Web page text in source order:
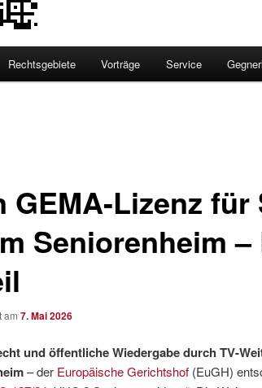
Rechtsgebiete Vorträge Service
GEMA-Lizenz
Seniorenheim –
am 7. Mai 2026
und öffentliche Wiedergabe durch TV-
– der Europäische Gerichtshof(EuGH)